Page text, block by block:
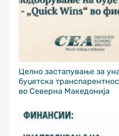
Целно застапување за
буџетска
во Северна Македонија